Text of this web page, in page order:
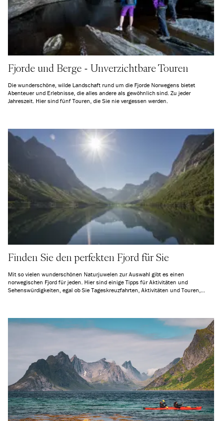
Fjorde und Berge - Unverzichtbare Touren
Die wunderschöne, wilde Landschaft rund um die Fjorde Norwegens bietet
Abenteuer und Erlebnisse, die alles andere als gewöhnlich sind. Zu jeder
Jahreszeit. Hier sind fünf Touren, die Sie nie vergessen werden.
Finden Sie den perfekten Fjord für Sie
Mit so vielen wunderschönen Naturjuwelen zur Auswahl gibt es einen
norwegischen Fjord für jeden. Hier sind einige Tipps für Aktivitäten und
Sehenswürdigkeiten, egal ob Sie Tageskreuzfahrten, Aktivitäten und Touren,